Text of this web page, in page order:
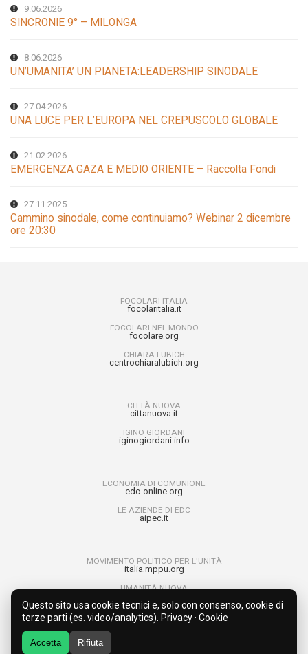
9.06.2026
SINCRONIE 9° – MILONGA
8.06.2026
UN’UMANITA’ UN PIANETA:LEADERSHIP SINODALE
27.04.2026
UNA LUCE PER L’EUROPA NEL CREPUSCOLO GLOBALE
21.02.2026
EMERGENZA GAZA E MEDIO ORIENTE – Raccolta Fondi
27.11.2025
Cammino sinodale, come continuiamo? Webinar 2 dicembre
ore 20:30
FOCOLARI ITALIA
focolaritalia.it
FOCOLARI NEL MONDO
focolare.org
CHIARA LUBICH
centrochiaralubich.org
CITTÀ NUOVA
cittanuova.it
IGINO GIORDANI
iginogiordani.info
ECONOMIA DI COMUNIONE
edc-online.org
LE AZIENDE DI EDC
aipec.it
MOVIMENTO POLITICO PER L'UNITÀ
italia.mppu.org
UMANITÀ NUOVA
RAGAZZI PER L’UNITÀ
run4unity.net
Questo sito usa cookie tecnici e, solo con consenso, cookie di
terze parti (es. video/analytics). Privacy· Cookie
Accetta Rifiuta